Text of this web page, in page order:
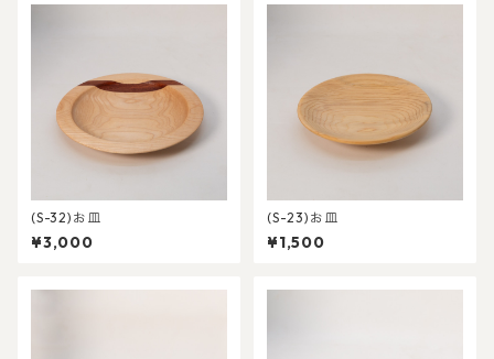
(S-32)お皿
¥3,000
(S-23)お皿
¥1,500